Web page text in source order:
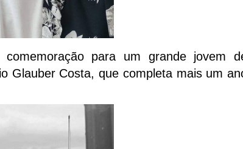
para um grande jovem
Glauber Costa, que completa mais um